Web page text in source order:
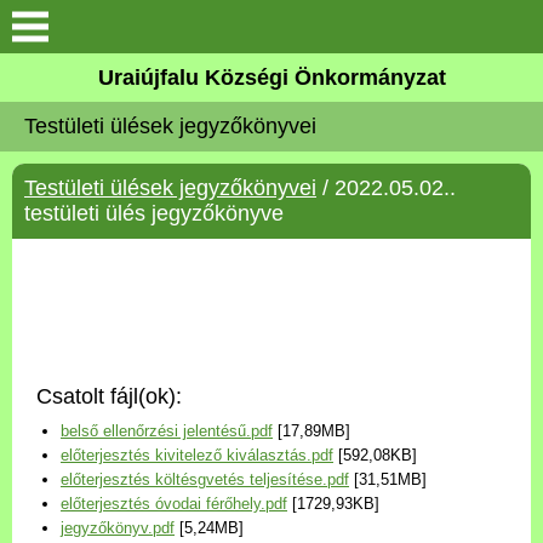
Köszöntő
Elérhetőségek
Uraiújfalu
Választási információk
Versenyképes Járások
Program
Uraiújfalu Községi Önkormányzat
Testületi ülések jegyzőkönyvei
Testületi ülések jegyzőkönyvei / 2022.05.02..
testületi ülés jegyzőkönyve
Csatolt fájl(ok):
belső ellenőrzési jelentésű.pdf [17,89MB]
előterjesztés kivitelező kiválasztás.pdf [592,08KB]
előterjesztés költésgvetés teljesítése.pdf [31,51MB]
előterjesztés óvodai férőhely.pdf [1729,93KB]
jegyzőkönyv.pdf [5,24MB]